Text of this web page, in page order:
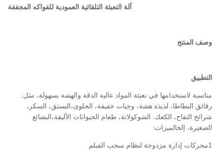
آلة التعبئة التلقائية العمودية للفواكه المجففة
وصف المنتج
التطبيق
مناسبة لاستخدامها في تعبئة المواد عالية الدقة والهشة بسهولة، مثل:
رقائق البطاطا، لذيذة هشة، وجبات خفيفة، الحلوى،البستق، السكر،
شرائح التفاح، الكعك. الشوكولاتة، طعام الحيوانات الأليفة،البضائع
الصغيرة، إلخالميزات:
1محركات إدارة مزدوجة لنظام سحب الفيلم